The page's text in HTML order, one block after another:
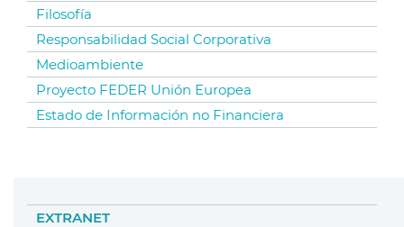
Filosofía
Responsabilidad Social Corporativa
Medioambiente
Proyecto FEDER Unión Europea
Estado de Información no Financiera
EXTRANET